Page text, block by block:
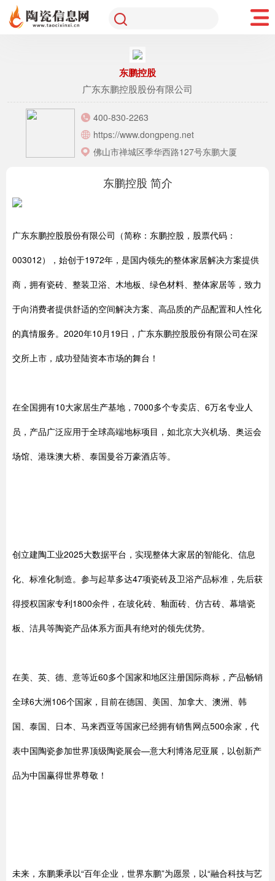
东鹏控股
广东东鹏控股股份有限公司
400-830-2263
https://www.dongpeng.net
佛山市禅城区季华西路127号东鹏大厦
东鹏控股 简介
广东东鹏控股股份有限公司（简称：东鹏控股，股票代码：
003012），始创于1972年，是国内领先的整体家居解决方案提供
商，拥有瓷砖、整装卫浴、木地板、绿色材料、整体家居等，致力
于向消费者提供舒适的空间解决方案、高品质的产品配置和人性化
的真情服务。2020年10月19日，广东东鹏控股股份有限公司在深
交所上市，成功登陆资本市场的舞台！
在全国拥有10大家居生产基地，7000多个专卖店、6万名专业人
员，产品广泛应用于全球高端地标项目，如北京大兴机场、奥运会
场馆、港珠澳大桥、泰国曼谷万豪酒店等。
创立建陶工业2025大数据平台，实现整体大家居的智能化、信息
化、标准化制造。参与起草多达47项瓷砖及卫浴产品标准，先后获
得授权国家专利1800余件，在玻化砖、釉面砖、仿古砖、幕墙瓷
板、洁具等陶瓷产品体系方面具有绝对的领先优势。
在美、英、德、意等近60多个国家和地区注册国际商标，产品畅销
全球6大洲106个国家，目前在德国、美国、加拿大、澳洲、韩
国、泰国、日本、马来西亚等国家已经拥有销售网点500余家，代
表中国陶瓷参加世界顶级陶瓷展会—意大利博洛尼亚展，以创新产
品为中国赢得世界尊敬！
未来，东鹏秉承以“百年企业，世界东鹏”为愿景，以“融合科技与艺